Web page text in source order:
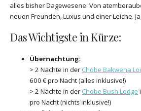
alles bisher Dagewesene. Von
neuen Freunden, Luxus und einer Leiche.
Das Wichtigste in Kürze:
Übernachtung:
> 2 Nächte in der Chobe Bakwena
600 € pro Nacht (alles inklusive!)
> 2 Nächte in der Chobe Bush Lodge
pro Nacht (nichts inklusive!)